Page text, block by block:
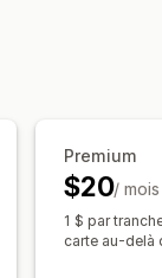
Premium
$20/ mois
1 $ par
carte au-delà